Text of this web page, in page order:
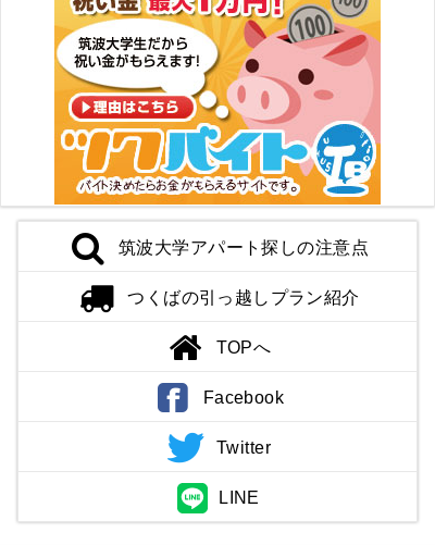
筑波大学アパート探しの注意点
つくばの引っ越しプラン紹介
TOPへ
Facebook
Twitter
LINE